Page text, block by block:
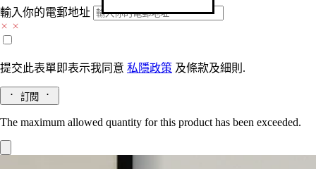
輸入你的電郵地址
提交此表單即表示我同意 私隱政策 及條款及細則.
訂閱
The maximum allowed quantity for this product has been exceeded.